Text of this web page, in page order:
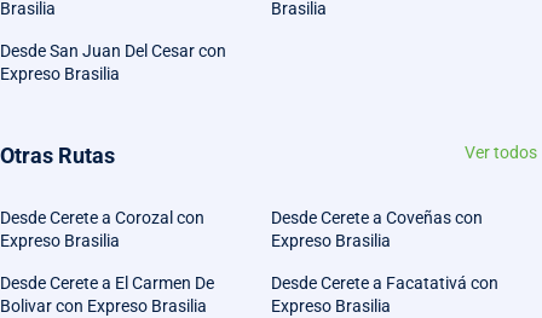
Brasilia
Brasilia
Desde San Juan Del Cesar con
Expreso Brasilia
Otras Rutas Ver todos
Desde Cerete a Corozal con
Expreso Brasilia
Desde Cerete a Coveñas con
Expreso Brasilia
Desde Cerete a El Carmen De
Bolivar con Expreso Brasilia
Desde Cerete a Facatativá con
Expreso Brasilia